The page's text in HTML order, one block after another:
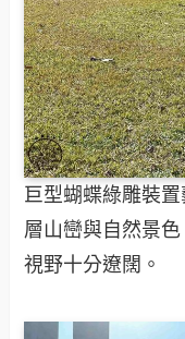
巨型蝴蝶綠雕裝
層山巒與自然景
視野十分遼闊。